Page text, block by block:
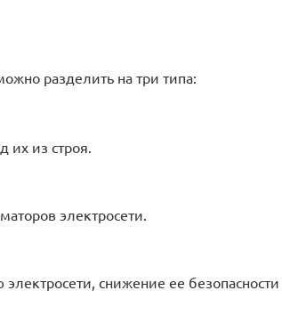
разделить на три типа:
их из строя.
электросети.
снижение ее безопасности